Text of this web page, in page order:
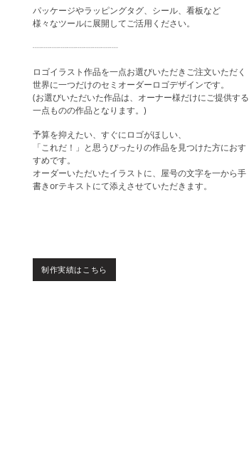
パッケージやラッピングタグ、シール、看板など
様々なツールに展開してご活用ください。
┈┈┈┈┈┈┈┈┈┈
ロゴイラスト作品を一点お選びいただきご注文いただく
世界に一つだけのセミオーダーロゴデザインです。
(お選びいただいた作品は、オーナー様だけにご提供する
一点ものの作品となります。)
予算を抑えたい、すぐにロゴがほしい、
「これだ！」と思うぴったりの作品を見つけた方におす
すめです。
オーダーいただいたイラストに、屋号の文字を一から手
書きorテキストにて添えさせていただきます。
制作実績はこちら